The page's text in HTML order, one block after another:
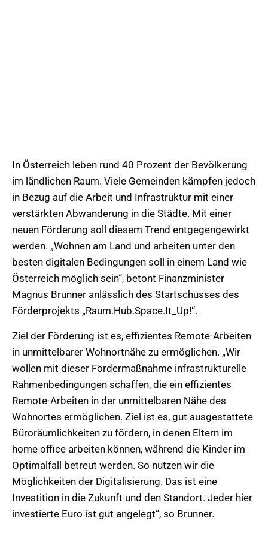
In Österreich leben rund 40 Prozent der Bevölkerung
im ländlichen Raum. Viele Gemeinden kämpfen jedoch
in Bezug auf die Arbeit und Infrastruktur mit einer
verstärkten Abwanderung in die Städte. Mit einer
neuen Förderung soll diesem Trend entgegengewirkt
werden. „Wohnen am Land und arbeiten unter den
besten digitalen Bedingungen soll in einem Land wie
Österreich möglich sein“, betont Finanzminister
Magnus Brunner anlässlich des Startschusses des
Förderprojekts „Raum.Hub.Space.It_Up!“.
Ziel der Förderung ist es, effizientes Remote-Arbeiten
in unmittelbarer Wohnortnähe zu ermöglichen. „Wir
wollen mit dieser Fördermaßnahme infrastrukturelle
Rahmenbedingungen schaffen, die ein effizientes
Remote-Arbeiten in der unmittelbaren Nähe des
Wohnortes ermöglichen. Ziel ist es, gut ausgestattete
Büroräumlichkeiten zu fördern, in denen Eltern im
home office arbeiten können, während die Kinder im
Optimalfall betreut werden. So nutzen wir die
Möglichkeiten der Digitalisierung. Das ist eine
Investition in die Zukunft und den Standort. Jeder hier
investierte Euro ist gut angelegt“, so Brunner.